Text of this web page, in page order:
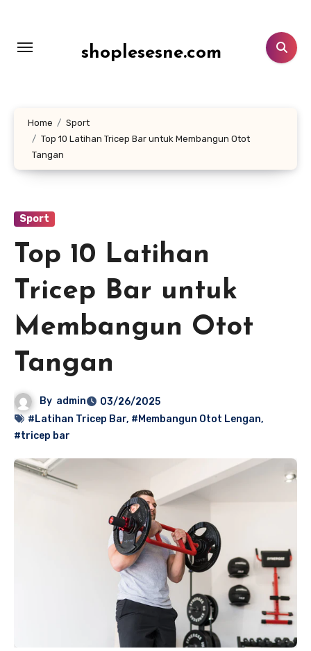
konten
shoplesesne.com
Home
Sport
Top 10 Latihan Tricep Bar untuk Membangun Otot
Tangan
Sport
Top 10 Latihan
Tricep Bar untuk
Membangun Otot
Tangan
By admin
03/26/2025
#Latihan Tricep Bar, #Membangun Otot Lengan,
#tricep bar